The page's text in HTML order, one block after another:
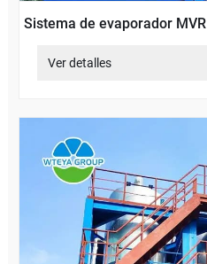
Sistema de evaporador MVR
Ver detalles